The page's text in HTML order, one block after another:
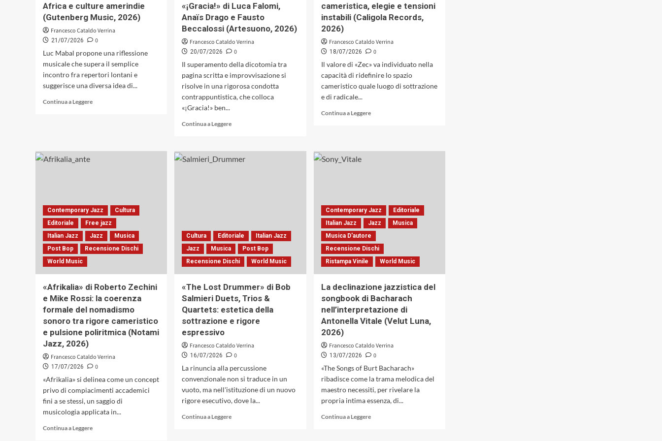
Paolo
Vianello
(Caligola
Records,
2026)
Records)
Africa e culture amerindie
(Gutenberg Music, 2026)
Francesco Cataldo Verrina
21/07/2026
0
Luc Mabal propone una riflessione
musicale che supera il semplice
incontro fra repertori lontani e
suggerisce una diversa idea di...
Continua a LeggereLeggi
Africa
e
culture
amerindie
(Gutenberg
«¡Gracia!» di Luca Falomi,
Anaïs Drago e Fausto
Beccalossi (Artesuono, 2026)
Francesco Cataldo Verrina
20/07/2026
0
Il superamento della dicotomia tra
pagina scritta e improvvisazione si
risolve in una rigorosa condotta
contrappuntistica, che colloca
«¡Gracia!» ben...
Continua a LeggereLeggi
su
La
in
«¡Gracia!»
di
Luca
Drago
e
Fausto
Beccalossi
cameristica, elegie e tensioni
instabili (Caligola Records,
2026)
Francesco Cataldo Verrina
18/07/2026
0
Il valore di «Zec» va individuato nella
capacità di ridefinire lo spazio
cameristico quale luogo di sottrazione
e di radicale...
Continua a LeggereLeggi
Puliafito:
dialettica
cameristica,
elegie
e
tensioni
instabili
2026)
Contemporary Jazz
Cultura
Editoriale
Free jazz
Italian Jazz
Jazz
Musica
Post Bop
Recensione Dischi
World Music
«Afrikalia» di Roberto Zechini
e Mike Rossi: la coerenza
formale del nomadismo
sonoro tra rigore cameristico
e pulsione poliritmica (Notami
Jazz, 2026)
Francesco Cataldo Verrina
17/07/2026
0
«Afrikalia» si delinea come un concept
privo di compiacimenti accademici
fini a se stessi, un saggio di
musicologia applicata in...
Continua a LeggereLeggi
Cultura Editoriale
Italian Jazz
Jazz
Musica
Post Bop
Recensione Dischi
World Music
«The Lost Drummer» di Bob
Salmieri Duets, Trios &
Quartets: estetica della
sottrazione e rigore
espressivo
Francesco Cataldo Verrina
16/07/2026
0
La rinuncia alla percussione
convenzionale non si traduce in un
vuoto, ma nell'istituzione di un nuovo
rigore esecutivo, dove la...
Continua a LeggereLeggi
Contemporary Jazz
Editoriale
Italian Jazz
Jazz
Musica
Musica D'autore
Recensione Dischi
Ristampa Vinile
World Music
La declinazione jazzistica del
songbook di Bacharach
nell’interpretazione di
Antonella Vitale (Velut Luna,
2026)
Francesco Cataldo Verrina
13/07/2026
0
«The Songs of Burt Bacharach»
ribadisce come la trama melodica del
maestro necessiti, per rivelare la
propria intima essenza, di...
Continua a LeggereLeggi